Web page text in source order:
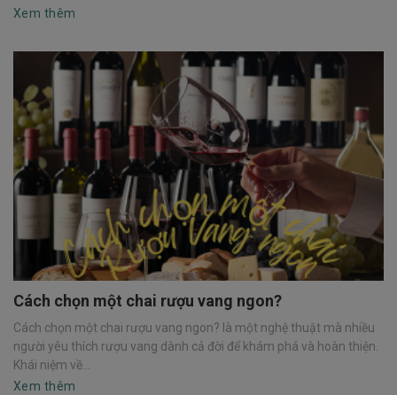
Xem thêm
Cách chọn một chai rượu vang ngon?
Cách chọn một chai rượu vang ngon? là một nghệ thuật mà nhiều
người yêu thích rượu vang dành cả đời để khám phá và hoàn thiện.
Khái niệm về...
Xem thêm